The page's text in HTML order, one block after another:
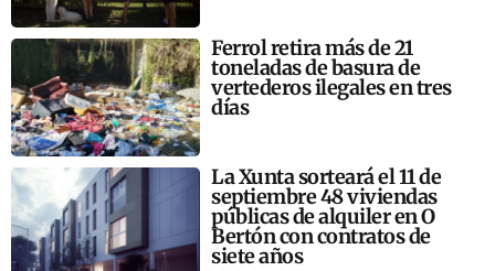
Ferrol retira más de 21
toneladas de basura de
vertederos ilegales en tres
días
La Xunta sorteará el 11 de
septiembre 48 viviendas
públicas de alquiler en O
Bertón con contratos de
siete años